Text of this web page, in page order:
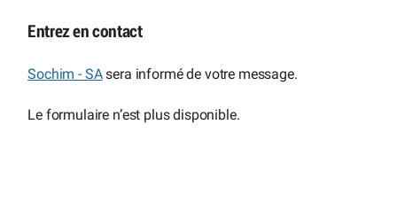
Entrez en contact
Sochim - SAsera informé de votre message.
Le formulaire n’est plus disponible.